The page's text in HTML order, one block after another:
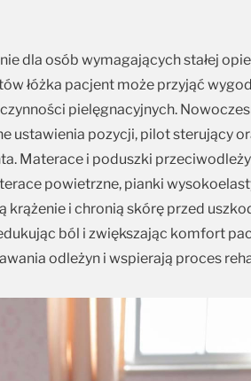
dla osób wymagających stałej
łóżka pacjent może przyjąć
pielęgnacyjnych.
ustawienia pozycji, pilot sterujący
Materace i poduszki
powietrzne, pianki
krążenie i chronią skórę przed
ból i zwiększając komfort
odleżyn i wspierają proces